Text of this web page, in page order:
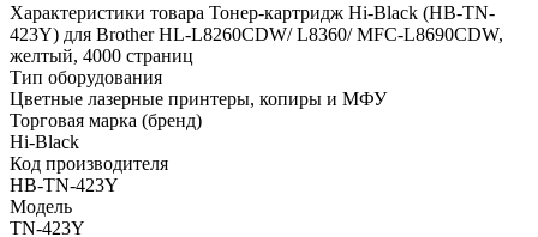
Характеристики товара Тонер-картридж Hi-Black (HB-TN-
423Y) для Brother HL-L8260CDW/ L8360/ MFC-L8690CDW,
желтый, 4000 страниц
Тип оборудования
Цветные лазерные принтеры, копиры и МФУ
Торговая марка (бренд)
Hi-Black
Код производителя
HB-TN-423Y
Модель
TN-423Y